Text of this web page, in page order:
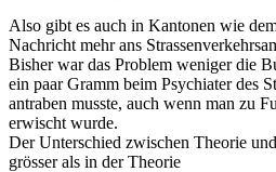
Also gibt es auch in Kantonen wie
Nachricht mehr ans
Bisher war das Problem weniger die
ein paar Gramm beim Psychiater des
antraben musste, auch wenn man zu
erwischt wurde.
Der Unterschied zwischen Theorie
grösser als in der Theorie